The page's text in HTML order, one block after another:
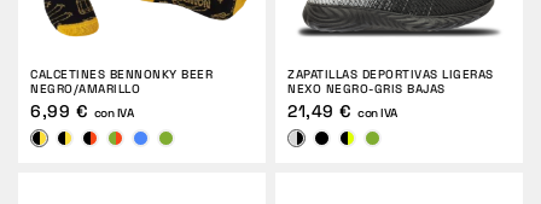
CALCETINES BENNONKY BEER
NEGRO/AMARILLO
6,99 € con IVA
ZAPATILLAS DEPORTIVAS LIGERAS
NEXO NEGRO-GRIS BAJAS
21,49 € con IVA